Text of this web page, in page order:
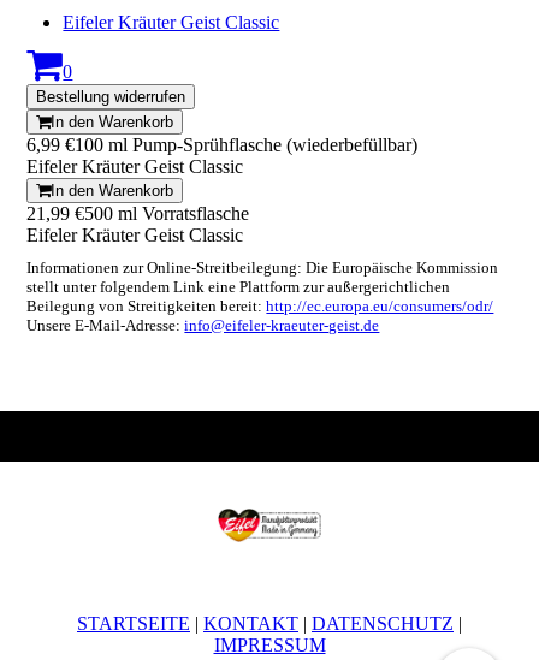
Eifeler Kräuter Geist Classic
0
Bestellung widerrufen
In den Warenkorb
6,99 €100 ml Pump-Sprühflasche (wiederbefüllbar)
Eifeler Kräuter Geist Classic
In den Warenkorb
21,99 €500 ml Vorratsflasche
Eifeler Kräuter Geist Classic
Informationen zur Online-Streitbeilegung: Die Europäische Kommission
stellt unter folgendem Link eine Plattform zur außergerichtlichen
Beilegung von Streitigkeiten bereit:http://ec.europa.eu/consumers/odr/
Unsere E-Mail-Adresse:info@eifeler-kraeuter-geist.de
STARTSEITE | KONTAKT | DATEN­SCHUTZ |
IMPRESSUM